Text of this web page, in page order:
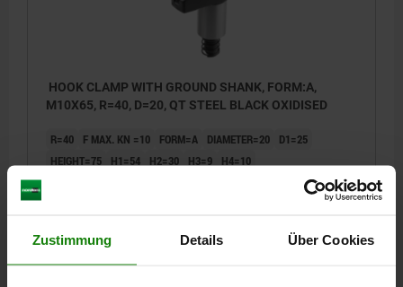
Zustimmung Details Über Cookies
HOOK CLAMP WITH GROUND SHANK, FORM:A,
M10X65, R=40, D=20, QT STEEL BLACK OXIDISED
R=40 F MAX. KN =10 FORM=A DIAMETER=20
D1=25
HEIGHT=75
H1=54 H2=30 H3=9
H4=10
Order number: